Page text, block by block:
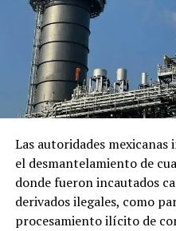
Finlandia avanza en su
combustible nuclear
DON'T MISS
Estatua de Lionel Messi
motivos de seguridad
El comunicado emitido
mayores detalles sobre el
relaciones diplomáticas.
Sheinbaum también indicó
un avión militar y calificó
como «una acción de
Keiko Fujimori.
Comparte esto:
Las autoridades
el desmantelamiento de
donde fueron incautados
derivados ilegales, como
procesamiento ilícito de